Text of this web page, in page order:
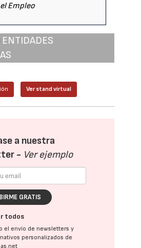
Empleo
ENTIDADES
Ver stand virtual
a nuestra
- Ver ejemplo
GRATIS
todos
el envío de newsletters y
personalizados de